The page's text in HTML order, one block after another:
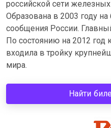
российской сети
Образована в 2003 году на
сообщения России.
По состоянию на 2012
входила в тройку
мира.
Найти